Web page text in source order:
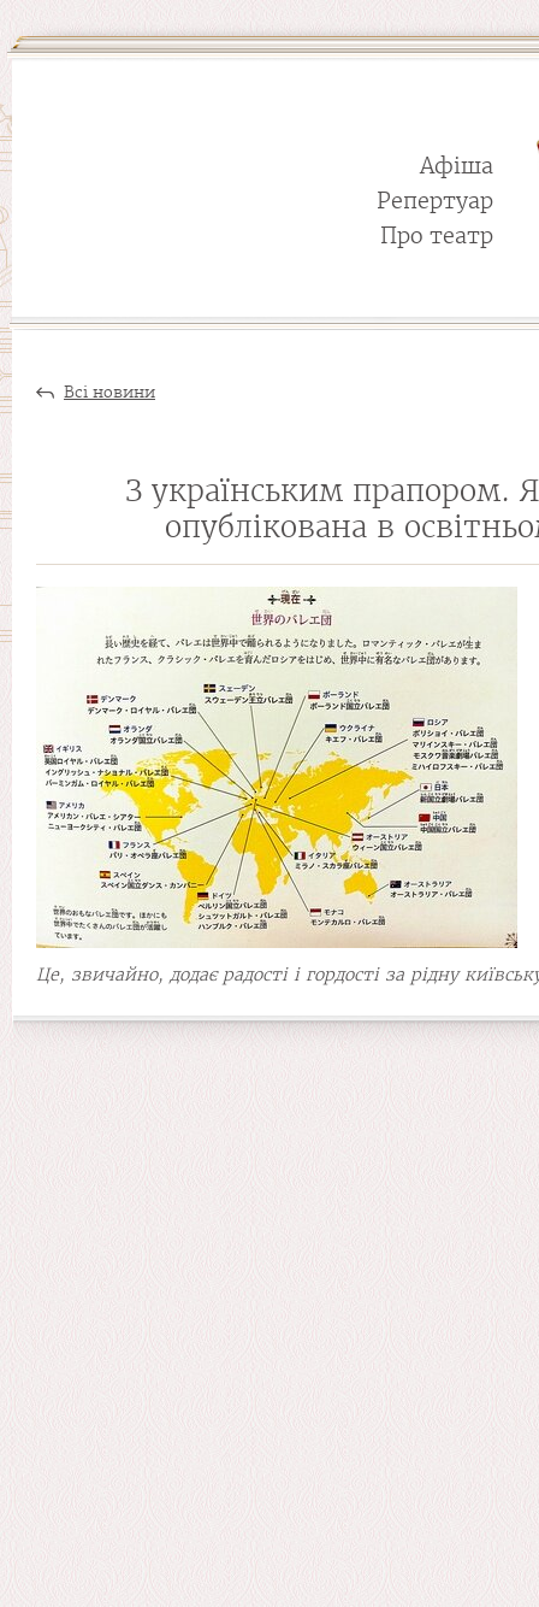
Афіша
Репертуар
Про театр
Всі новини
З українським прапором.
опублікована в
Це, звичайно, додає радості і гордості за рідну